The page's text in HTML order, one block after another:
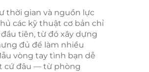
thời gian và nguồn lực
các kỹ thuật cơ bản chỉ
tiên, từ đó xây dựng
đủ để làm nhiều
vòng tay tình bạn dễ
cứ đâu — từ phòng